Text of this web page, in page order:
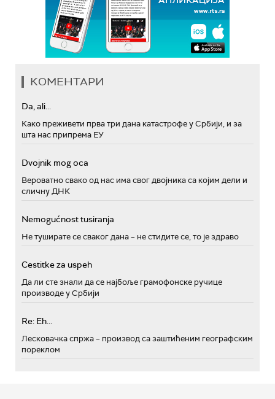
КОМЕНТАРИ
Da, ali...
Како преживети прва три дана катастрофе у Србији, и за
шта нас припрема ЕУ
Dvojnik mog oca
Вероватно свако од нас има свог двојника са којим дели и
сличну ДНК
Nemogućnost tusiranja
Не туширате се сваког дана – не стидите се, то је здраво
Cestitke za uspeh
Да ли сте знали да се најбоље грамофонске ручице
производе у Србији
Re: Eh...
Лесковачка спржа – производ са заштићеним географским
пореклом